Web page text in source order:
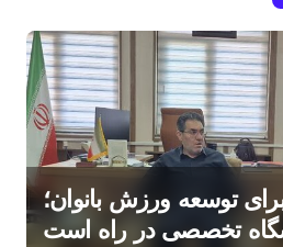
برای توسعه ورزش بانوان؛
تخصصی در راه است